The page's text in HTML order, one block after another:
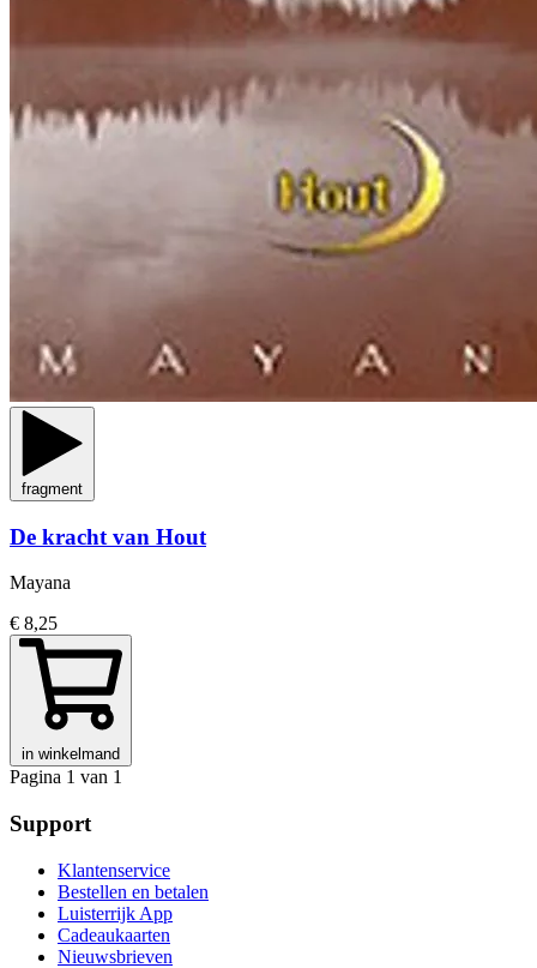
fragment
De kracht van Hout
Mayana
€ 8,25
in winkelmand
Pagina 1 van 1
Support
Klantenservice
Bestellen en betalen
Luisterrijk App
Cadeaukaarten
Nieuwsbrieven